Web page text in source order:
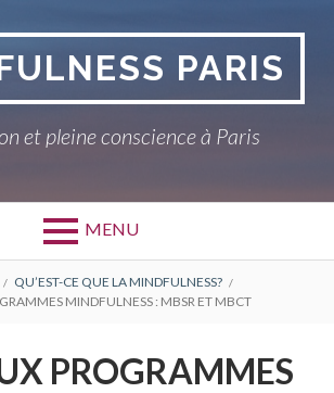
PARIS
et pleine conscience à Paris
MENU
QU’EST-CE QUE LA MINDFULNESS?
MINDFULNESS : MBSR ET MBCT
PROGRAMMES